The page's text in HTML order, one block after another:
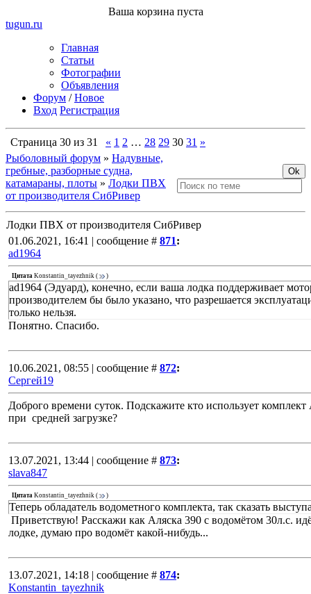
Ваша корзина пуста
tugun.ru
Главная
Статьи
Фотографии
Объявления
Форум /Новое
Вход Регистрация
Страница 30 из 31 « 1 2 … 28 29 30 31 »
Рыболовный форум » Надувные,
гребные, разборные судна,
катамараны, плоты » Лодки ПВХ
от производителя СибРивер
Лодки ПВХ от производителя СибРивер
01.06.2021, 16:41 | сообщение # 871:
ad1964
Цитата Konstantin_tayezhnik ( )
ad1964 (Эдуард), конечно, если ваша лодка поддерживает
производителем бы было указано, что разрешается
только нельзя.
Понятно. Спасибо.
10.06.2021, 08:55 | сообщение # 872:
Сергей19
Доброго времени суток. Подскажите кто использует
при средней загрузке?
13.07.2021, 13:44 | сообщение # 873:
slava847
Цитата Konstantin_tayezhnik ( )
Теперь обладатель водометного комплекта, так сказать
Приветствую! Расскажи как Аляска 390 с водомётом 30л.с.
лодке, думаю про водомёт какой-нибудь...
13.07.2021, 14:18 | сообщение # 874:
Konstantin_tayezhnik